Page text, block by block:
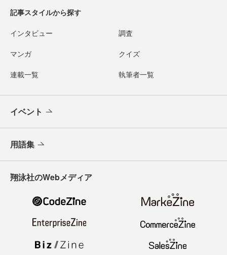
記事スタイルから探す
インタビュー 調査
マンガ クイズ
連載一覧 執筆者一覧
イベント
用語集
翔泳社のWebメディア